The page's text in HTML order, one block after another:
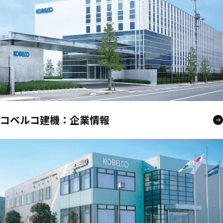
コベルコ建機：企業情報